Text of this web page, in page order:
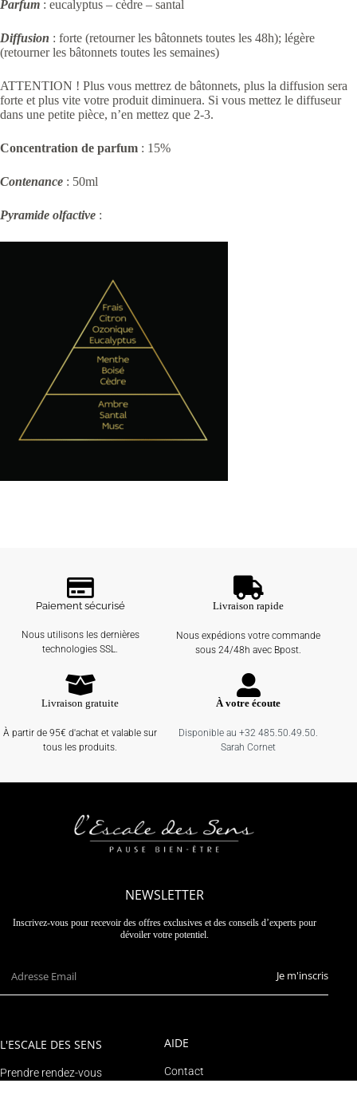
Parfum : eucalyptus – cèdre – santal
Diffusion : forte (retourner les bâtonnets toutes les 48h); légère
(retourner les bâtonnets toutes les semaines)
ATTENTION ! Plus vous mettrez de bâtonnets, plus la diffusion sera
forte et plus vite votre produit diminuera. Si vous mettez le diffuseur
dans une petite pièce, n’en mettez que 2-3.
Concentration de parfum : 15%
Contenance : 50ml
Pyramide olfactive :
Paiement sécurisé
Nous utilisons les dernières
technologies SSL.
Livraison rapide
Nous expédions votre commande
sous 24/48h avec Bpost.
Livraison gratuite
À partir de 95€ d'achat et valable sur
tous les produits.
À votre écoute
Disponible au +32 485.50.49.50.
Sarah Cornet
NEWSLETTER
Inscrivez-vous pour recevoir des offres exclusives et des conseils d’experts pour
dévoiler votre potentiel.
Je m'inscris
L'ESCALE DES SENS
Prendre rendez-vous
AIDE
Contact